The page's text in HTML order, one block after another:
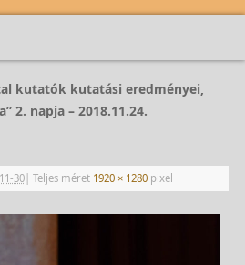
kutatók kutatási eredményei,
2. napja – 2018.11.24.
30| Teljes méret 1920 × 1280pixel